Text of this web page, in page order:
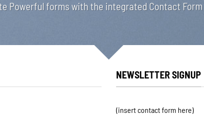
Powerful forms with the integrated Contact Form
NEWSLETTER SIGNUP
(insert contact form here)